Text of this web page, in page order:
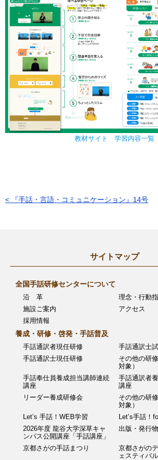
教材サイト 学習内容一覧
投
< 『手話・言語・コミュニケーション』14号
サイトマップ
全国手話研修センターについて
沿 革
理念・行動
施設ご案内
アクセス
採用情報
養成・研修・啓発・手話普及
手話通訳者現任研修
手話通訳士
手話通訳士現任研修
その他の研
対象）
手話奉仕員養成担当講師連続
講座
手話通訳者
講座
リーダー養成研修会
その他の研
対象）
Let’s 手話！WEB学習
Let’s手話！
2026年度 龍谷大学深草キャ
ンパス公開講座「手話講座」
出版・発行
京都さがの手話まつり
京都さがの
ェスティバ